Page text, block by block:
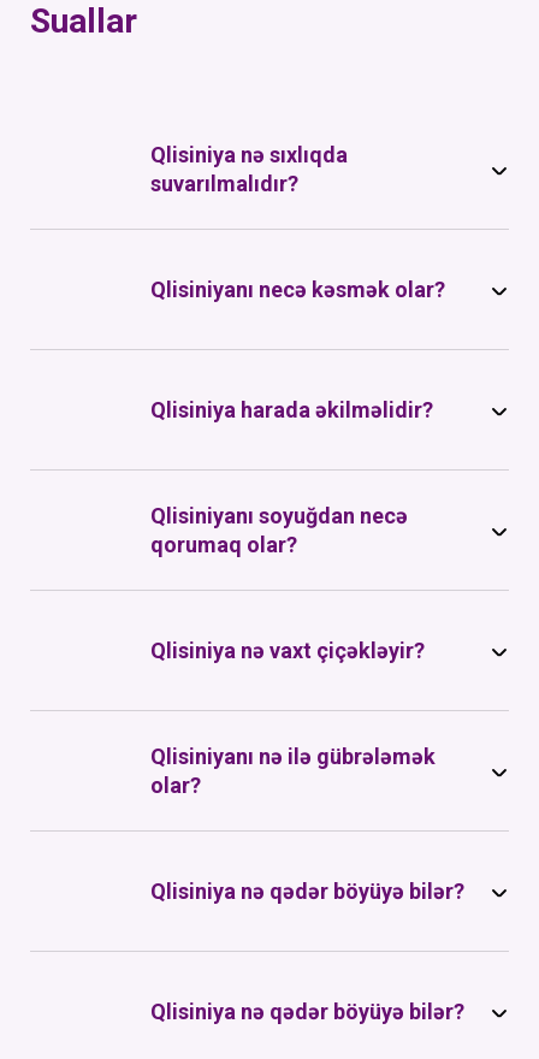
Suallar
Qlisiniya nə sıxlıqda
suvarılmalıdır?
Qlisiniyanı necə kəsmək olar?
Qlisiniya harada əkilməlidir?
Qlisiniyanı soyuğdan necə
qorumaq olar?
Qlisiniya nə vaxt çiçəkləyir?
Qlisiniyanı nə ilə gübrələmək
olar?
Qlisiniya nə qədər böyüyə bilər?
Qlisiniya nə qədər böyüyə bilər?